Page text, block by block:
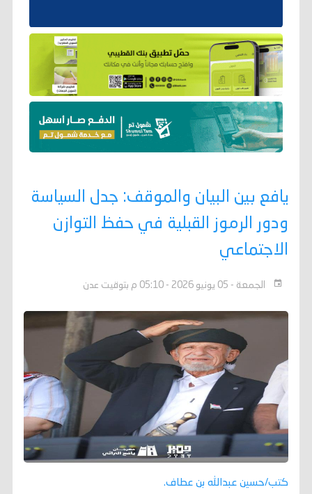
يافع بين البيان والموقف: جدل السياسة
ودور الرموز القبلية في حفظ التوازن
الاجتماعي
الجمعة - 05 يونيو 2026 - 05:10 م بتوقيت عدن
كتب/حسين عبدالله بن عطاف.